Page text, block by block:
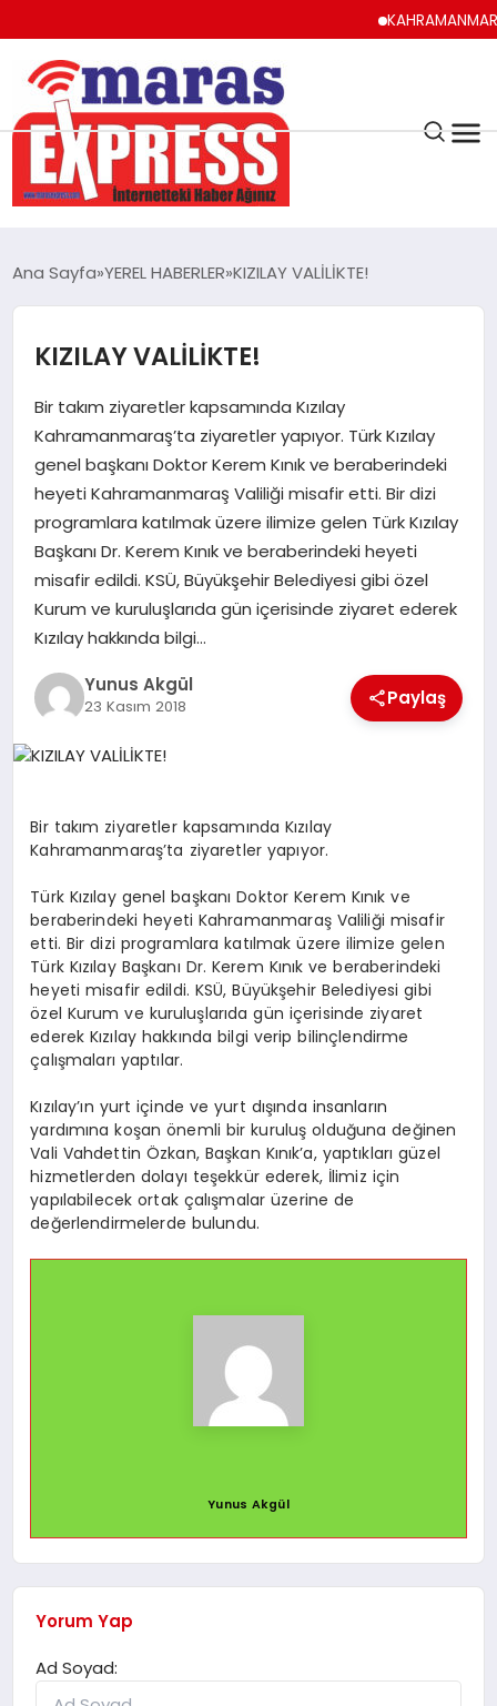
KAHRAMANMARAŞ
K.MARAŞ
AFŞİN
ÇAĞLAYANCERİT
BİZE ULAŞIN
GÖKSUN
PAZARCIK
KÜNYE
NURHAK
Ana Sayfa YEREL HABERLER KIZILAY VALİLİKTE!
KIZILAY VALİLİKTE!
Bir takım ziyaretler kapsamında Kızılay
Kahramanmaraş’ta ziyaretler yapıyor. Türk Kızılay
genel başkanı Doktor Kerem Kınık ve beraberindeki
heyeti Kahramanmaraş Valiliği misafir etti. Bir dizi
programlara katılmak üzere ilimize gelen Türk Kızılay
Başkanı Dr. Kerem Kınık ve beraberindeki heyeti
misafir edildi. KSÜ, Büyükşehir Belediyesi gibi özel
Kurum ve kuruluşlarıda gün içerisinde ziyaret ederek
Kızılay hakkında bilgi…
Yunus Akgül
23 Kasım 2018 Paylaş
Bir takım ziyaretler kapsamında Kızılay
Kahramanmaraş’ta ziyaretler yapıyor.
Türk Kızılay genel başkanı Doktor Kerem Kınık ve
beraberindeki heyeti Kahramanmaraş Valiliği misafir
etti. Bir dizi programlara katılmak üzere ilimize gelen
Türk Kızılay Başkanı Dr. Kerem Kınık ve beraberindeki
heyeti misafir edildi. KSÜ, Büyükşehir Belediyesi gibi
özel Kurum ve kuruluşlarıda gün içerisinde ziyaret
ederek Kızılay hakkında bilgi verip bilinçlendirme
çalışmaları yaptılar.
Kızılay’ın yurt içinde ve yurt dışında insanların
yardımına koşan önemli bir kuruluş olduğuna değinen
Vali Vahdettin Özkan, Başkan Kınık’a, yaptıkları güzel
hizmetlerden dolayı teşekkür ederek, İlimiz için
yapılabilecek ortak çalışmalar üzerine de
değerlendirmelerde bulundu.
Yunus Akgül
Yorum Yap
Ad Soyad: